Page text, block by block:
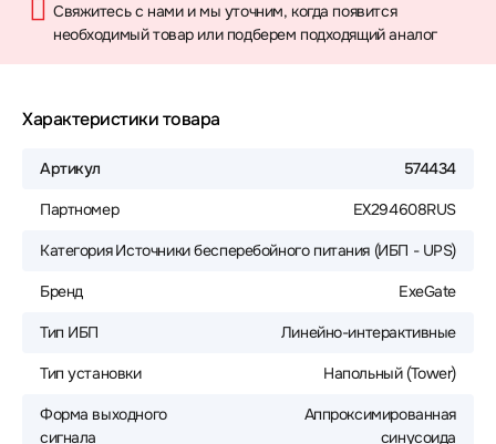
Свяжитесь с нами и мы уточним, когда появится
необходимый товар или подберем подходящий аналог
Характеристики товара
Артикул 574434
Партномер EX294608RUS
Категория Источники бесперебойного питания (ИБП - UPS)
Бренд ExeGate
Тип ИБП Линейно-интерактивные
Тип установки Напольный (Tower)
Форма выходного
сигнала
Аппроксимированная
синусоида